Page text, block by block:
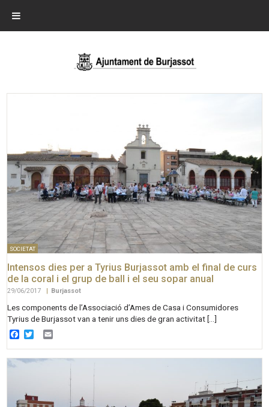
SOCIETAT
Intensos dies per a Tyrius Burjassot amb el final de curs
de la coral i el grup de ball i el seu sopar anual
29/06/2017 Burjassot
Les components de l’Associació d’Ames de Casa i Consumidores
Tyrius de Burjassot van a tenir uns dies de gran activitat […]
Facebook
Twitter